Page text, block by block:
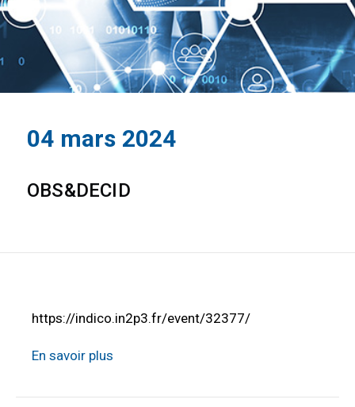
04 mars 2024
OBS&DECID
https://indico.in2p3.fr/event/32377/
En savoir plus